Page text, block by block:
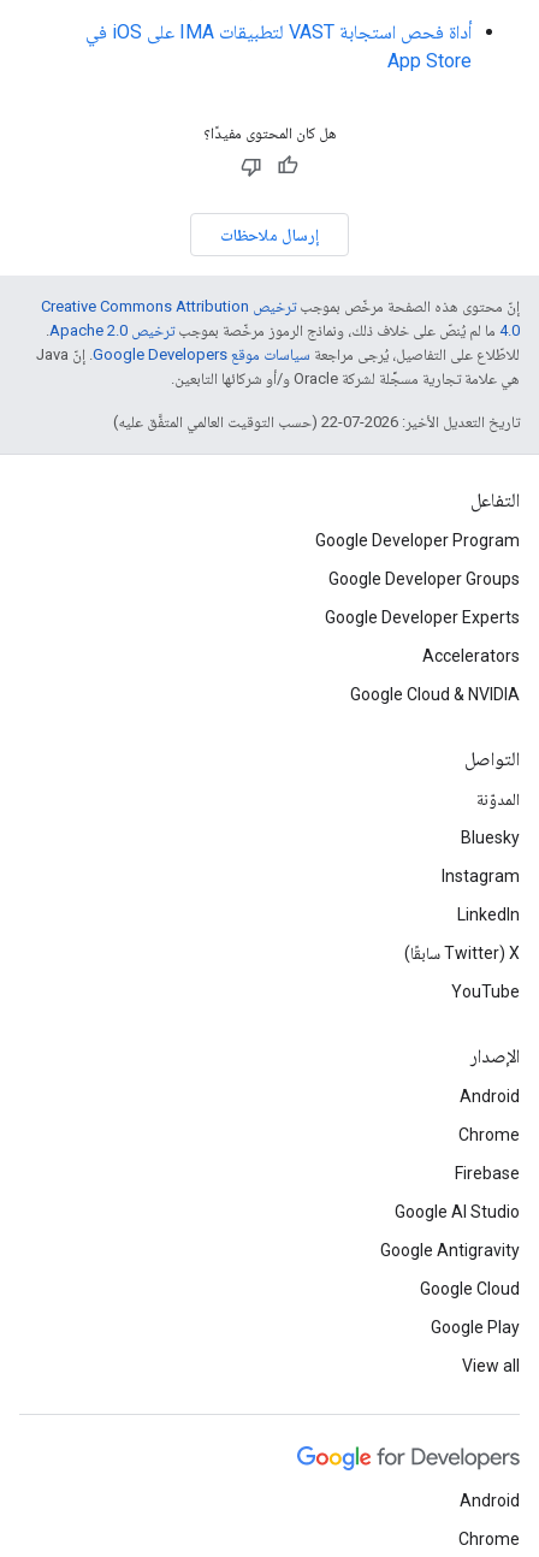
أداة فحص استجابة VAST لتطبيقات IMA على iOS في
App Store
هل كان المحتوى مفيدًا؟
إرسال ملاحظات
إنّ محتوى هذه الصفحة مرخّص بموجب
ترخيص Creative Commons Attribution
4.0‏ ما لم يُنصّ على خلاف ذلك، ونماذج الرموز مرخّصة بموجبترخيص Apache 2.0‏
.
للاطّلاع على التفاصيل، يُرجى مراجعة سياسات موقع Google Developers‏
. إنّ Java
هي علامة تجارية مسجَّلة لشركة Oracle و/أو شركائها التابعين.
تاريخ التعديل الأخير: 2026-07-22 (حسب التوقيت العالمي المتفَّق عليه)
التفاعل
Google Developer Program
Google Developer Groups
Google Developer Experts
Accelerators
Google Cloud & NVIDIA
التواصل
المدوّنة
Bluesky
Instagram
LinkedIn
‫X ‏(Twitter سابقًا)
YouTube
الإصدار
Android
Chrome
Firebase
Google AI Studio
Google Antigravity
Google Cloud
Google Play
View all
Android
Chrome